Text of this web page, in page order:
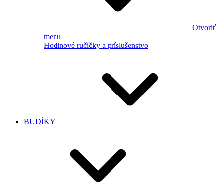
Otvoriť
menu
Hodinové ručičky a príslušenstvo
BUDÍKY